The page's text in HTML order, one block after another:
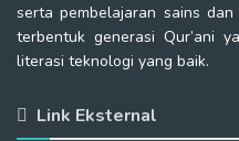
serta pembelajaran sains
terbentuk generasi Qur’ani
literasi teknologi yang baik.
Link Eksternal